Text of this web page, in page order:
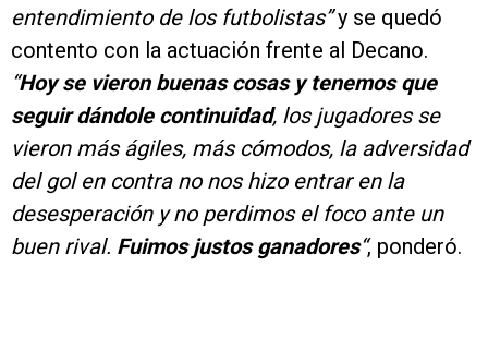
entendimiento de los futbolistas”y se quedó
contento con la actuación frente al Decano.
“Hoy se vieron buenas cosas y tenemos que
seguir dándole continuidad, los jugadores se
vieron más ágiles, más cómodos, la adversidad
del gol en contra no nos hizo entrar en la
desesperación y no perdimos el foco ante un
buen rival. Fuimos justos ganadores“, ponderó.